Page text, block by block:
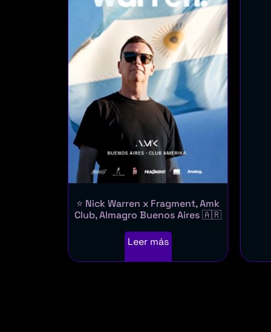
⭐ Nick Warren x Fragment, Amk
Club, Almagro Buenos Aires 🇦🇷
Leer más